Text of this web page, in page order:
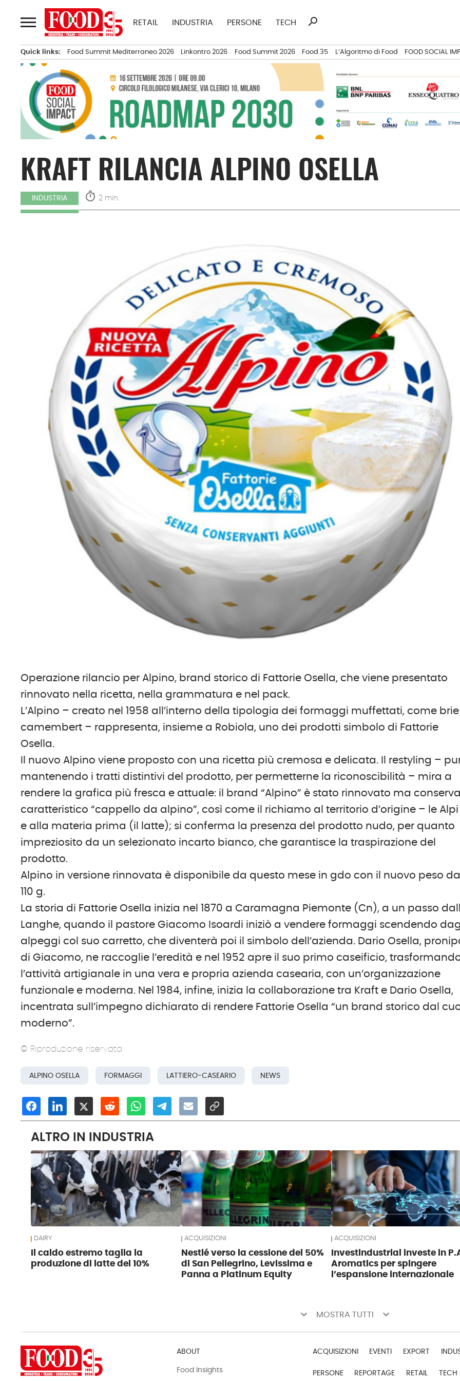
al
contenuto
RETAIL INDUSTRIA PERSONE TECH
Ricerca
search
Quick links: Food Summit Mediterraneo 2026 Linkontro 2026 Food Summit 2026 Food 35 L’Algoritmo di Food FOOD SOCIAL
KRAFT RILANCIA ALPINO OSELLA
INDUSTRIA timer 2 min.
Operazione rilancio per Alpino, brand storico di Fattorie Osella, che viene presentato
rinnovato nella ricetta, nella grammatura e nel pack.
L’Alpino – creato nel 1958 all’interno della tipologia dei formaggi muffettati, come brie
camembert – rappresenta, insieme a Robiola, uno dei prodotti simbolo di Fattorie
Osella.
Il nuovo Alpino viene proposto con una ricetta più cremosa e delicata. Il restyling –
mantenendo i tratti distintivi del prodotto, per permetterne la riconoscibilità – mira a
rendere la grafica più fresca e attuale: il brand “Alpino” è stato rinnovato ma conserva
caratteristico “cappello da alpino”, così come il richiamo al territorio d’origine – le Alpi
e alla materia prima (il latte); si conferma la presenza del prodotto nudo, per quanto
impreziosito da un selezionato incarto bianco, che garantisce la traspirazione del
prodotto.
Alpino in versione rinnovata è disponibile da questo mese in gdo con il nuovo peso da
110 g.
La storia di Fattorie Osella inizia nel 1870 a Caramagna Piemonte (Cn), a un passo
Langhe, quando il pastore Giacomo Isoardi iniziò a vendere formaggi scendendo
alpeggi col suo carretto, che diventerà poi il simbolo dell’azienda. Dario Osella,
di Giacomo, ne raccoglie l’eredità e nel 1952 apre il suo primo caseificio,
l’attività artigianale in una vera e propria azienda casearia, con un’organizzazione
funzionale e moderna. Nel 1984, infine, inizia la collaborazione tra Kraft e Dario Osella,
incentrata sull’impegno dichiarato di rendere Fattorie Osella “un brand storico dal
moderno”.
© Riproduzione riservata
ALPINO OSELLA FORMAGGI LATTIERO-CASEARIO NEWS
ALTRO IN INDUSTRIA
DAIRY
Il caldo estremo taglia la
produzione di latte del 10%
ACQUISIZIONI
Nestlé verso la cessione del 50%
di San Pellegrino, Levissima e
Panna a Platinum Equity
ACQUISIZIONI
Investindustrial investe in
Aromatics per spingere
l’espansione internazionale
keyboard_arrow_down MOSTRA TUTTI keyboard_arrow_down
ABOUT
Food Insights
ACQUISIZIONI EVENTI EXPORT
PERSONE REPORTAGE RETAIL TECH